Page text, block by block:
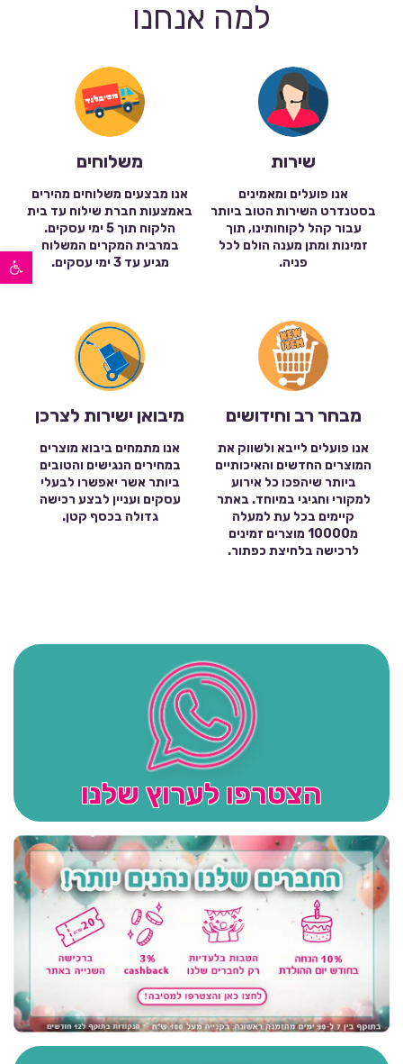
פתח סרגל נגישות
למה אנחנו
שירות
אנו פועלים ומאמינים
בסטנדרט השירות הטוב ביותר
עבור קהל לקוחותינו, תוך
זמינות ומתן מענה הולם לכל
פניה.
משלוחים
אנו מבצעים משלוחים מהירים
באמצעות חברת שילוח עד בית
הלקוח תוך 5 ימי עסקים.
במרבית המקרים המשלוח
מגיע עד 3 ימי עסקים.
מבחר רב וחידושים
אנו פועלים לייבא ולשווק את
המוצרים החדשים והאיכותיים
ביותר שיהפכו כל אירוע
למקורי וחגיגי במיוחד. באתר
קיימים בכל עת למעלה
מ10000 מוצרים זמינים
לרכישה בלחיצת כפתור.
מיבואן ישירות לצרכן
אנו מתמחים ביבוא מוצרים
במחירים הנגישים והטובים
ביותר אשר יאפשרו לבעלי
עסקים ועניין לבצע רכישה
גדולה בכסף קטן.
הצטרפו לערוץ שלנו